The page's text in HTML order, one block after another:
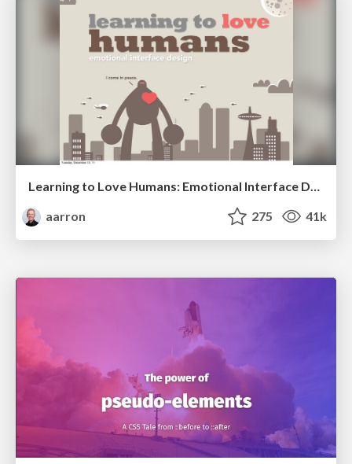
Learning to Love Humans: Emotional Interface Design
aarron
275 41k